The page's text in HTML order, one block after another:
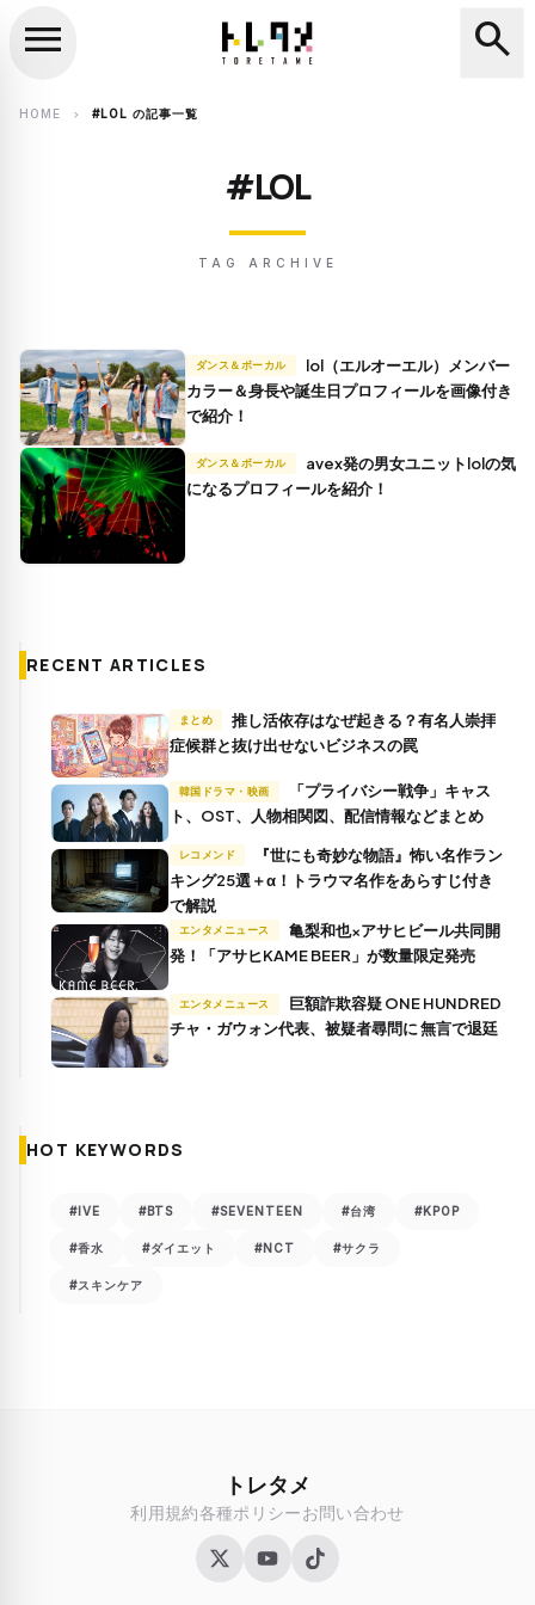
search
menu search
HOME chevron_right #LOL の記事一覧
#LOL
TAG ARCHIVE
ダンス＆ボーカル
カラー＆身長や誕生日プロフィールを画像付き
で紹介！
ダンス＆ボーカル
になるプロフィールを紹介！
RECENT ARTICLES
まとめ
推し活依存はなぜ起きる？有名人崇拝
症候群と抜け出せないビジネスの罠
韓国ドラマ・映画
ト、OST、人物相関図、配信情報などまとめ
レコメンド
キング25選＋α！トラウマ名作をあらすじ付き
で解説
エンタメニュース
発！「アサヒKAME BEER」が数量限定発売
エンタメニュース
チャ・ガウォン代表、被疑者尋問に 無言で退廷
HOT KEYWORDS
#IVE #BTS #SEVENTEEN #台湾 #KPOP
#香水 #ダイエット #NCT #サクラ
#スキンケア
トレタメ
利用規約各種ポリシーお問い合わせ